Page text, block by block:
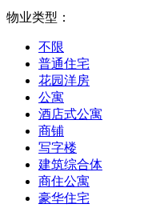
物业类型：
不限
普通住宅
花园洋房
公寓
酒店式公寓
商铺
写字楼
建筑综合体
商住公寓
豪华住宅